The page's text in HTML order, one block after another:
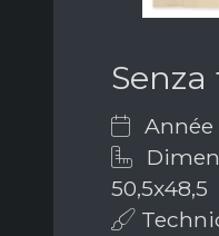
Senza
Année
50,5x48,5